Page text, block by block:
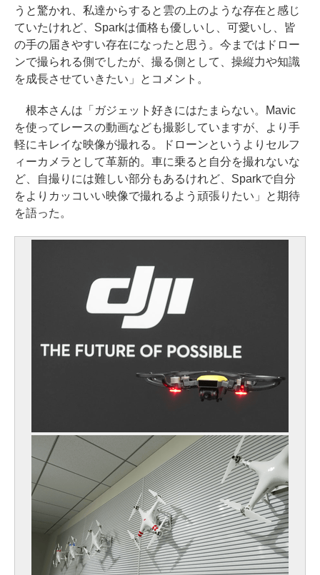
うと驚かれ、私達からすると雲の上のような存在と感じ
ていたけれど、Sparkは価格も優しいし、可愛いし、皆
の手の届きやすい存在になったと思う。今まではドロー
ンで撮られる側でしたが、撮る側として、操縦力や知識
を成長させていきたい」とコメント。
根本さんは「ガジェット好きにはたまらない。Mavic
を使ってレースの動画なども撮影していますが、より手
軽にキレイな映像が撮れる。ドローンというよりセルフ
ィーカメラとして革新的。車に乗ると自分を撮れないな
ど、自撮りには難しい部分もあるけれど、Sparkで自分
をよりカッコいい映像で撮れるよう頑張りたい」と期待
を語った。